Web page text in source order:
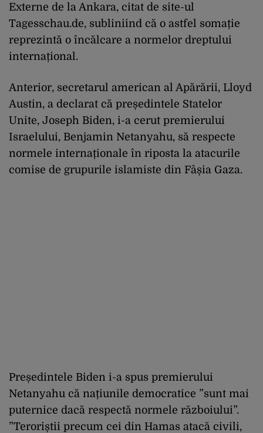
Externe de la Ankara, citat de site-ul
Tagesschau.de, subliniind că o astfel somație
reprezintă o încălcare a normelor dreptului
internațional.
Anterior, secretarul american al Apărării, Lloyd
Austin, a declarat că președintele Statelor
Unite, Joseph Biden, i-a cerut premierului
Israelului, Benjamin Netanyahu, să respecte
normele internaționale în riposta la atacurile
comise de grupurile islamiste din Fâșia Gaza.
Președintele Biden i-a spus premierului
Netanyahu că națiunile democratice ”sunt mai
puternice dacă respectă normele războiului”.
”Teroriștii precum cei din Hamas atacă civili,